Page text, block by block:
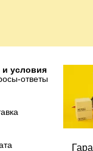
и условия
ответы